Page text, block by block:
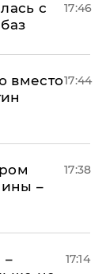
с
17:46
вместо17:44
–
17:38
–
17:14